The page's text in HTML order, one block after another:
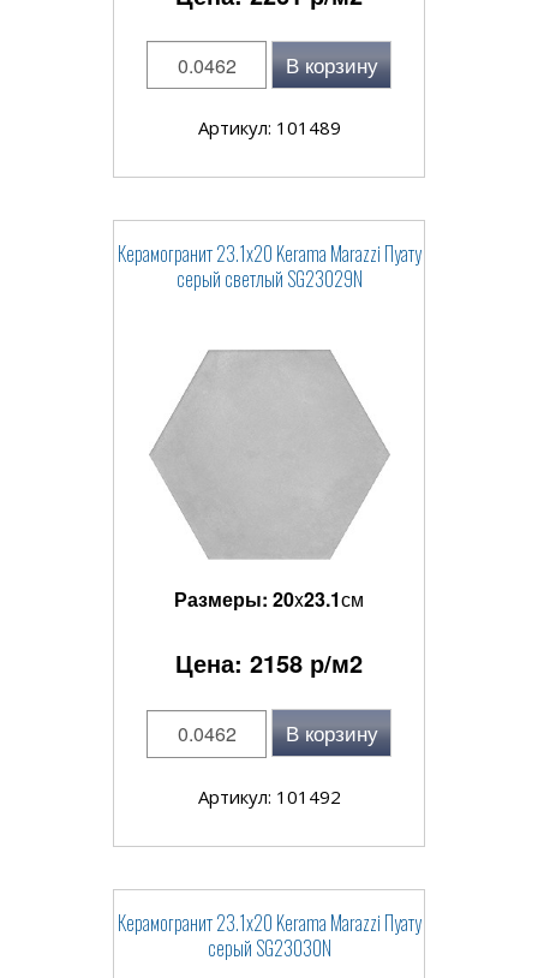
В корзину
Артикул: 101489
Керамогранит 23.1x20 Kerama Marazzi Пуату
серый светлый SG23029N
Размеры: 20x23.1см
Цена: 2158 р/м2
В корзину
Артикул: 101492
Керамогранит 23.1x20 Kerama Marazzi Пуату
серый SG23030N